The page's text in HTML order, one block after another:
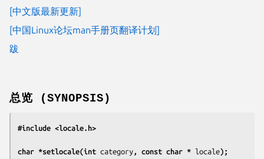
[中文版最新更新]
[中国Linux论坛man手册页翻译计划]
跋
总览 (SYNOPSIS)
#include <locale.h>
char *setlocale(int category , const char * locale);